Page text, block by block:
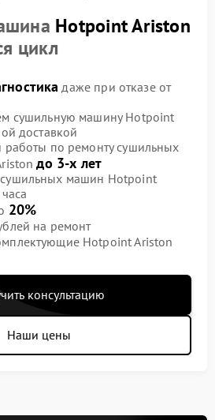
Hotpoint Ariston
цикл
даже при отказе от
сушильную машину Hotpoint
доставкой
работы по ремонту сушильных
до 3-х лет
машин Hotpoint
20%
на ремонт
Hotpoint Ariston
консультацию
Наши цены